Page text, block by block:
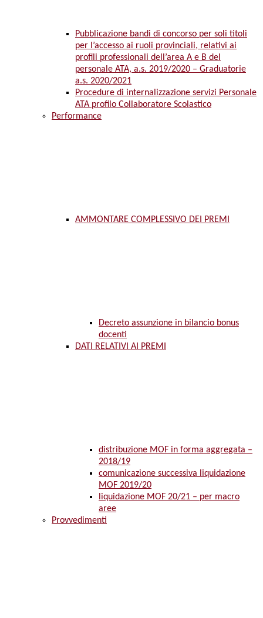
Pubblicazione bandi di concorso per soli titoli
per l’accesso ai ruoli provinciali, relativi ai
profili professionali dell’area A e B del
personale ATA, a.s. 2019/2020 – Graduatorie
a.s. 2020/2021
Procedure di internalizzazione servizi Personale
ATA profilo Collaboratore Scolastico
Performance
AMMONTARE COMPLESSIVO DEI PREMI
Decreto assunzione in bilancio bonus
docenti
DATI RELATIVI AI PREMI
distribuzione MOF in forma aggregata –
2018/19
comunicazione successiva liquidazione
MOF 2019/20
liquidazione MOF 20/21 – per macro
aree
Provvedimenti